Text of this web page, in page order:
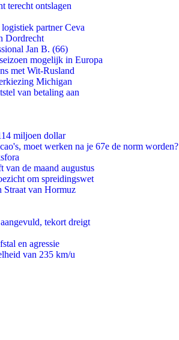
terecht ontslagen
partner Ceva
Dordrecht
Jan B. (66)
mogelijk in Europa
met Wit-Rusland
Michigan
van betaling aan
miljoen dollar
moet werken na je 67e de norm worden?
de maand augustus
om spreidingswet
Straat van Hormuz
tekort dreigt
en agressie
van 235 km/u